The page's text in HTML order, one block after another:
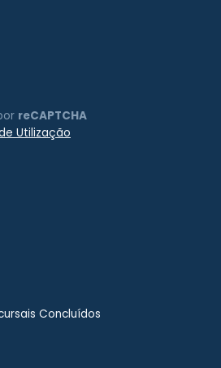
reCAPTCHA
Utilização
Concluídos